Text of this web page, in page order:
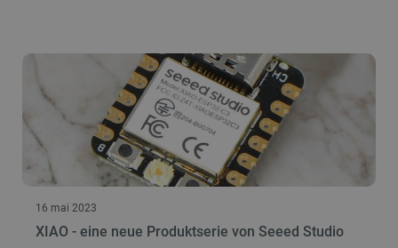
16 mai 2023
XIAO - eine neue Produktserie von Seeed Studio